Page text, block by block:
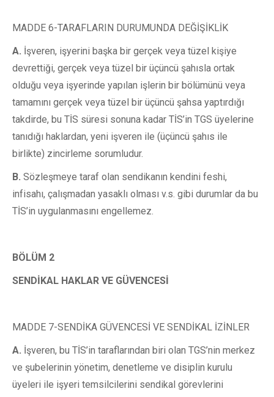
MADDE 6-TARAFLARIN DURUMUNDA DEĞİŞİKLİK
A. İşveren, işyerini başka bir gerçek veya tüzel kişiye
devrettiği, gerçek veya tüzel bir üçüncü şahısla ortak
olduğu veya işyerinde yapılan işlerin bir bölümünü veya
tamamını gerçek veya tüzel bir üçüncü şahsa yaptırdığı
takdirde, bu TİS süresi sonuna kadar TİS’in TGS üyelerine
tanıdığı haklardan, yeni işveren ile (üçüncü şahıs ile
birlikte) zincirleme sorumludur.
B. Sözleşmeye taraf olan sendikanın kendini feshi,
infisahı, çalışmadan yasaklı olması v.s. gibi durumlar da bu
TİS’in uygulanmasını engellemez.
BÖLÜM 2
SENDİKAL HAKLAR VE GÜVENCESİ
MADDE 7-SENDİKA GÜVENCESİ VE SENDİKAL İZİNLER
A. İşveren, bu TİS’in taraflarından biri olan TGS’nin merkez
ve şubelerinin yönetim, denetleme ve disiplin kurulu
üyeleri ile işyeri temsilcilerini sendikal görevlerini